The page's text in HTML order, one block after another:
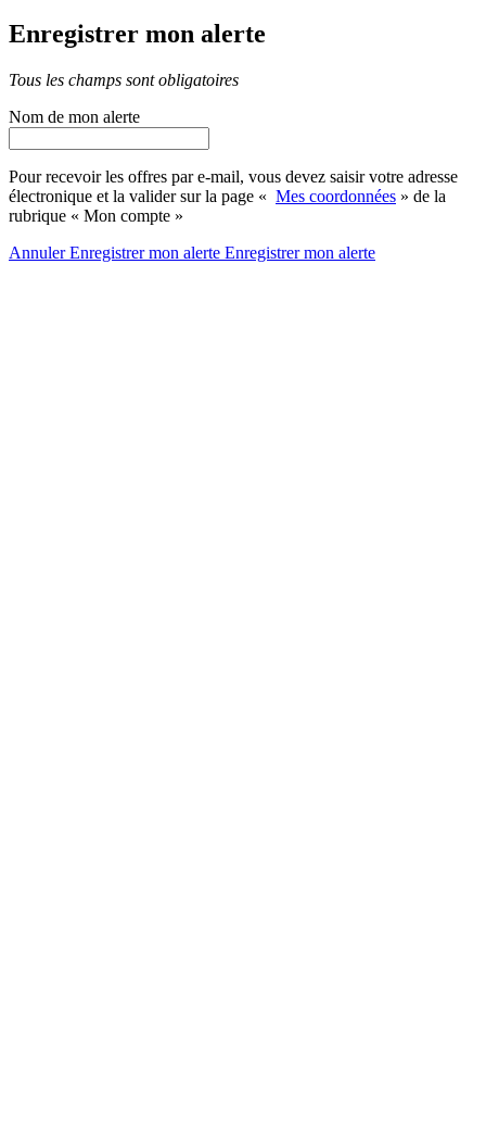
Enregistrer mon alerte
Tous les champs sont obligatoires
Nom de mon alerte
Pour recevoir les offres par e-mail, vous devez saisir votre adresse
électronique et la valider sur la page « Mes coordonnées » de la
rubrique « Mon compte »
AnnulerEnregistrer mon alerte Enregistrermon alerte